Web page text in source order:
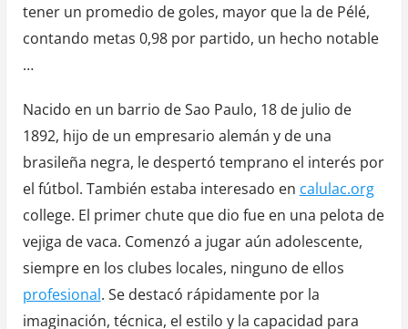
tener un promedio de goles, mayor que la de Pélé,
contando metas 0,98 por partido, un hecho notable
…
Nacido en un barrio de Sao Paulo, 18 de julio de
1892, hijo de un empresario alemán y de una
brasileña negra, le despertó temprano el interés por
el fútbol. También estaba interesado en calulac.org
college. El primer chute que dio fue en una pelota de
vejiga de vaca. Comenzó a jugar aún adolescente,
siempre en los clubes locales, ninguno de ellos
profesional. Se destacó rápidamente por la
imaginación, técnica, el estilo y la capacidad para